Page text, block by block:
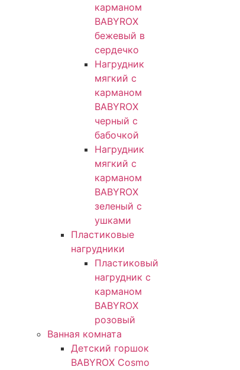
карманом
BABYROX
бежевый в
сердечко
Нагрудник
мягкий с
карманом
BABYROX
черный с
бабочкой
Нагрудник
мягкий с
карманом
BABYROX
зеленый с
ушками​
Пластиковые
нагрудники
Пластиковый
нагрудник с
карманом
BABYROX
розовый
Ванная комната
Детский горшок
BABYROX Cosmo